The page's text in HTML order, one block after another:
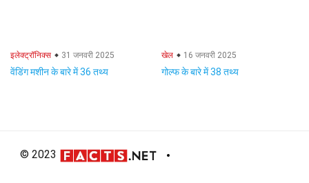
इलेक्ट्रॉनिक्स 31 जनवरी 2025
वेंडिंग मशीन के बारे में 36 तथ्य
खेल 16 जनवरी 2025
गोल्फ के बारे में 38 तथ्य
© 2023